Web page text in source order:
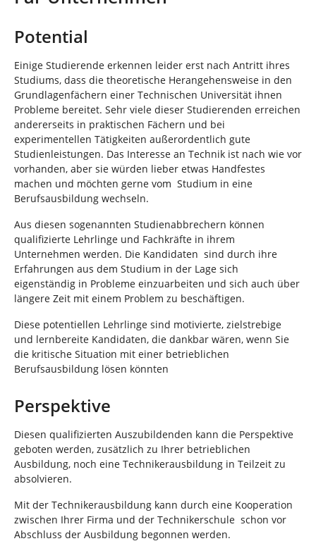
d
h
i
e
r
:
Potential
Einige Studierende erkennen leider erst nach Antritt ihres
Studiums, dass die theoretische Herangehensweise in den
Grundlagenfächern einer Technischen Universität ihnen
Probleme bereitet. Sehr viele dieser Studierenden erreichen
andererseits in praktischen Fächern und bei
experimentellen Tätigkeiten außerordentlich gute
Studienleistungen. Das Interesse an Technik ist nach wie vor
vorhanden, aber sie würden lieber etwas Handfestes
machen und möchten gerne vom Studium in eine
Berufsausbildung wechseln.
Aus diesen sogenannten Studienabbrechern können
qualifizierte Lehrlinge und Fachkräfte in ihrem
Unternehmen werden. Die Kandidaten sind durch ihre
Erfahrungen aus dem Studium in der Lage sich
eigenständig in Probleme einzuarbeiten und sich auch über
längere Zeit mit einem Problem zu beschäftigen.
Diese potentiellen Lehrlinge sind motivierte, zielstrebige
und lernbereite Kandidaten, die dankbar wären, wenn Sie
die kritische Situation mit einer betrieblichen
Berufsausbildung lösen könnten
Perspektive
Diesen qualifizierten Auszubildenden kann die Perspektive
geboten werden, zusätzlich zu Ihrer betrieblichen
Ausbildung, noch eine Technikerausbildung in Teilzeit zu
absolvieren.
Mit der Technikerausbildung kann durch eine Kooperation
zwischen Ihrer Firma und der Technikerschule schon vor
Abschluss der Ausbildung begonnen werden.